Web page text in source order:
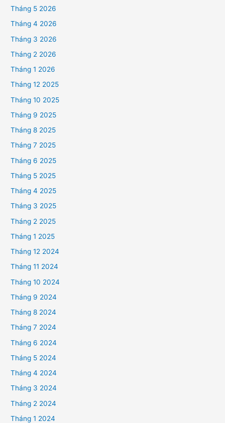
Tháng 5 2026
Tháng 4 2026
Tháng 3 2026
Tháng 2 2026
Tháng 1 2026
Tháng 12 2025
Tháng 10 2025
Tháng 9 2025
Tháng 8 2025
Tháng 7 2025
Tháng 6 2025
Tháng 5 2025
Tháng 4 2025
Tháng 3 2025
Tháng 2 2025
Tháng 1 2025
Tháng 12 2024
Tháng 11 2024
Tháng 10 2024
Tháng 9 2024
Tháng 8 2024
Tháng 7 2024
Tháng 6 2024
Tháng 5 2024
Tháng 4 2024
Tháng 3 2024
Tháng 2 2024
Tháng 1 2024